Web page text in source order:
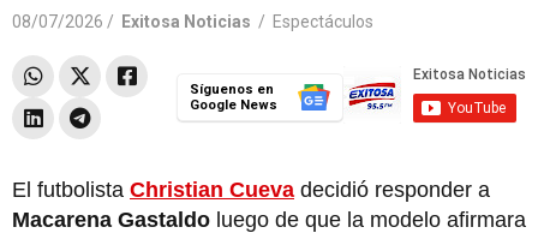
08/07/2026 / Exitosa Noticias / Espectáculos
Síguenos en
Google News
El futbolista Christian Cueva decidió responder a
Macarena Gastaldo luego de que la modelo afirmara